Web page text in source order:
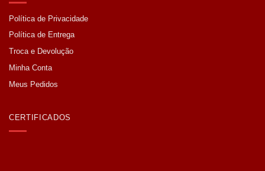
Política de Privacidade
Política de Entrega
Troca e Devolução
Minha Conta
Meus Pedidos
CERTIFICADOS